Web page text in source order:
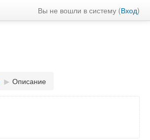
Вы не вошли в систему (Вход)
▶︎ Описание